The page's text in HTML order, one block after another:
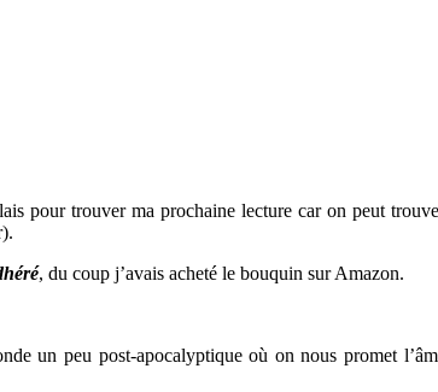
pour trouver ma prochaine lecture car on peut
, du coup j’avais acheté le bouquin sur Amazon.
un peu post-apocalyptique où on nous promet